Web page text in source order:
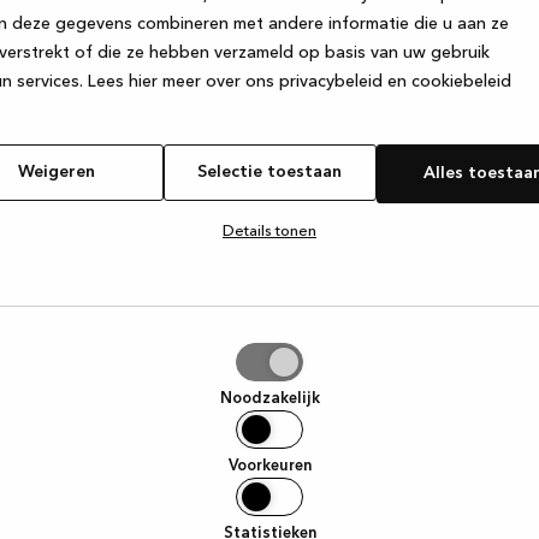
deze gegevens combineren met andere informatie die u aan ze
of die ze hebben verzameld op basis van uw gebruik
services. Lees hier meer over ons privacybeleid en cookiebeleid
Weigeren Selectie toestaan Alles
Details tonen
Noodzakelijk
Voorkeuren
Statistieken
has occurred while loadingwww.kvik.be (see the